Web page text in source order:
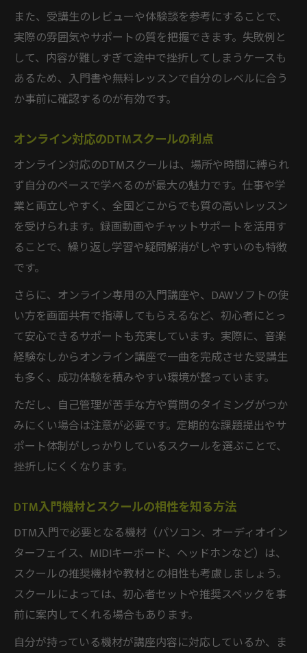
また、受講生のレビューや体験談を参考にすることで、
実際の雰囲気やサポートの質を把握できます。失敗例と
して、内容が難しすぎて途中で挫折してしまうケースも
あるため、入門書や無料レッスンで自分のレベルに合う
か事前に確認するのが有効です。
オンライン対応のDTMスクールの利点
オンライン対応のDTMスクールは、場所や時間に縛られ
ず自分のペースで学べるのが最大の魅力です。仕事や学
業と両立しやすく、全国どこからでも質の高いレッスン
を受けられます。録画動画やチャットサポートを活用す
ることで、繰り返し学習や疑問解消がしやすいのも特徴
です。
さらに、オンライン専用の入門講座や、DAWソフトの使
い方を画面共有で指導してもらえるなど、初心者にとっ
て安心できるサポートも充実しています。実際に、音楽
経験なしからオンライン講座で一曲を完成させた受講生
も多く、成功体験を積みやすい環境が整っています。
ただし、自己管理が苦手な方や質問のタイミングがつか
みにくい場合は注意が必要です。定期的な課題提出やサ
ポート体制がしっかりしているスクールを選ぶことで、
挫折しにくくなります。
DTM入門機材とスクールの相性を知る方法
DTM入門で必要となる機材（パソコン、オーディオイン
ターフェイス、MIDIキーボード、ヘッドホンなど）は、
スクールの推奨機材や教材との相性も考慮しましょう。
スクールによっては、初心者セットや推奨スペックを事
前に案内してくれる場合もあります。
自分が持っている機材が講座内容に対応しているか、ま